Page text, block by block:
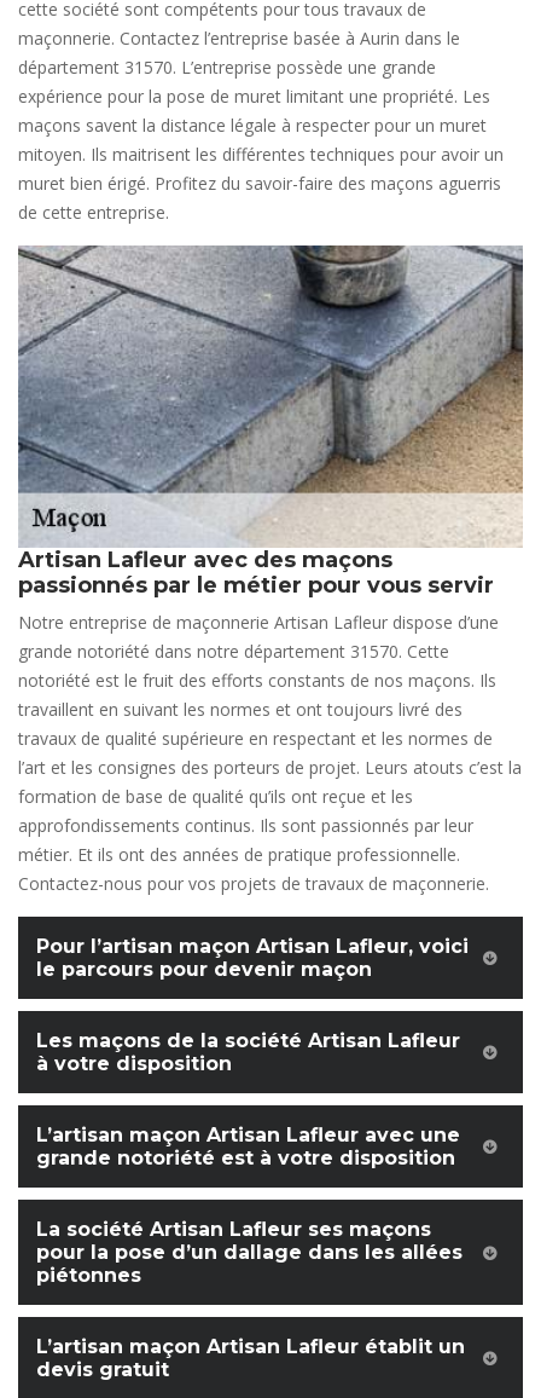
cette société sont compétents pour tous travaux de
maçonnerie. Contactez l’entreprise basée à Aurin dans le
département 31570. L’entreprise possède une grande
expérience pour la pose de muret limitant une propriété. Les
maçons savent la distance légale à respecter pour un muret
mitoyen. Ils maitrisent les différentes techniques pour avoir un
muret bien érigé. Profitez du savoir-faire des maçons aguerris
de cette entreprise.
Artisan Lafleur avec des maçons
passionnés par le métier pour vous servir
Notre entreprise de maçonnerie Artisan Lafleur dispose d’une
grande notoriété dans notre département 31570. Cette
notoriété est le fruit des efforts constants de nos maçons. Ils
travaillent en suivant les normes et ont toujours livré des
travaux de qualité supérieure en respectant et les normes de
l’art et les consignes des porteurs de projet. Leurs atouts c’est la
formation de base de qualité qu’ils ont reçue et les
approfondissements continus. Ils sont passionnés par leur
métier. Et ils ont des années de pratique professionnelle.
Contactez-nous pour vos projets de travaux de maçonnerie.
Pour l’artisan maçon Artisan Lafleur, voici
le parcours pour devenir maçon
Les maçons de la société Artisan Lafleur
à votre disposition
L’artisan maçon Artisan Lafleur avec une
grande notoriété est à votre disposition
La société Artisan Lafleur ses maçons
pour la pose d’un dallage dans les allées
piétonnes
L’artisan maçon Artisan Lafleur établit un
devis gratuit